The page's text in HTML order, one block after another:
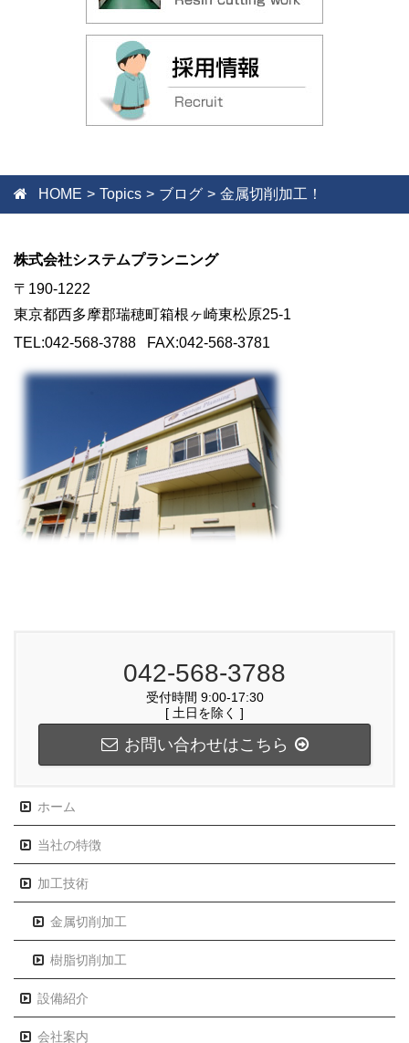
HOME Topics ブログ 金属切削加工！
株式会社システムプランニング
〒190-1222
東京都西多摩郡瑞穂町箱根ヶ崎東松原25-1
TEL:042-568-3788 FAX:042-568-3781
042-568-3788
受付時間 9:00-17:30
[ 土日を除く ]
お問い合わせはこちら
ホーム
当社の特徴
加工技術
金属切削加工
樹脂切削加工
設備紹介
会社案内